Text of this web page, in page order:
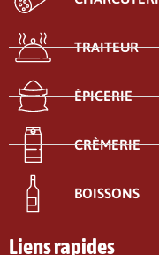
TRAITEUR
ÉPICERIE
CRÈMERIE
BOISSONS
Liens rapides